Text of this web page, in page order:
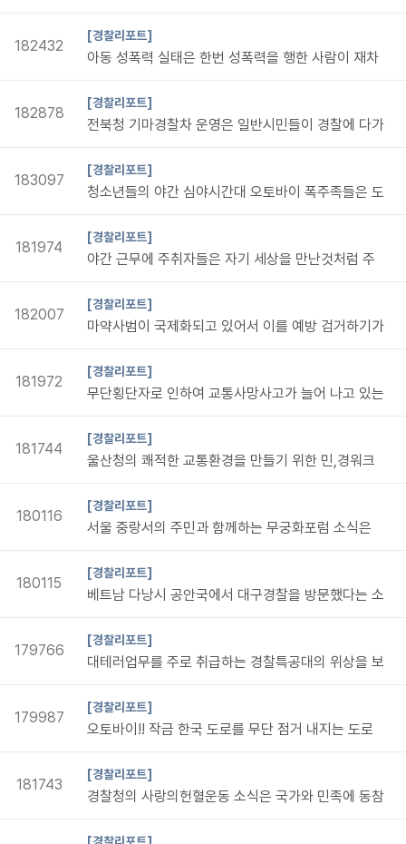
182432
[경찰리포트]
아동 성폭력 실태은 한번 성폭력을 행한 사람이 재차
182878
[경찰리포트]
전북청 기마경찰차 운영은 일반시민들이 경찰에 다가
183097
[경찰리포트]
청소년들의 야간 심야시간대 오토바이 폭주족들은 도
181974
[경찰리포트]
야간 근무에 주취자들은 자기 세상을 만난것처럼 주
182007
[경찰리포트]
마약사범이 국제화되고 있어서 이를 예방 검거하기가
181972
[경찰리포트]
무단횡단자로 인하여 교통사망사고가 늘어 나고 있는
181744
[경찰리포트]
울산청의 쾌적한 교통환경을 만들기 위한 민,경워크
180116
[경찰리포트]
서울 중랑서의 주민과 함께하는 무궁화포럼 소식은
180115
[경찰리포트]
베트남 다낭시 공안국에서 대구경찰을 방문했다는 소
179766
[경찰리포트]
대테러업무를 주로 취급하는 경찰특공대의 위상을 보
179987
[경찰리포트]
오토바이!! 작금 한국 도로를 무단 점거 내지는 도로
181743
[경찰리포트]
경찰청의 사랑의헌혈운동 소식은 국가와 민족에 동참